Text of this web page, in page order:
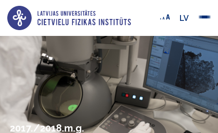
LV
2017./2018.m.g.